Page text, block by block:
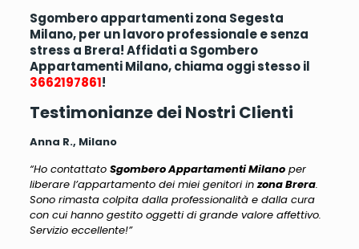
Sgombero appartamenti zona Segesta
Milano, per un lavoro professionale e senza
stress a Brera! Affidati a Sgombero
Appartamenti Milano, chiama oggi stesso il
3662197861!
Testimonianze dei Nostri Clienti
Anna R., Milano
“Ho contattato Sgombero Appartamenti Milanoper
liberare l’appartamento dei miei genitori inzona Brera.
Sono rimasta colpita dalla professionalità e dalla cura
con cui hanno gestito oggetti di grande valore affettivo.
Servizio eccellente!”